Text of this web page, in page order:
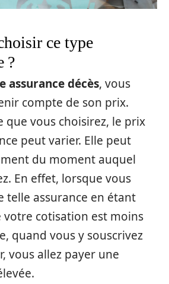
ce type
?
assurance décès, vous
compte de son prix.
que vous choisirez, le prix
peut varier. Elle peut
du moment auquel
En effet, lorsque vous
telle assurance en étant
votre cotisation est moins
quand vous y souscrivez
vous allez payer une